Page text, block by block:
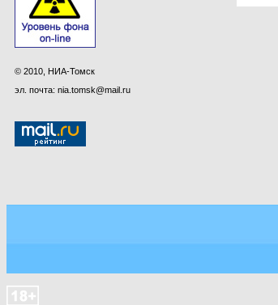
© 2010, НИА-Томск
эл. почта: nia.tomsk@mail.ru